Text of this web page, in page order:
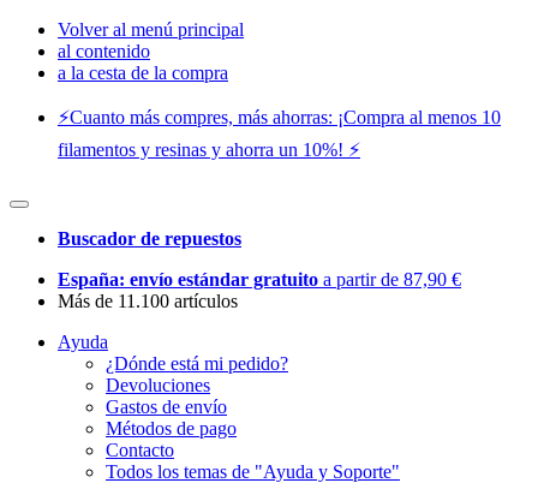
Volver al menú principal
al contenido
a la cesta de la compra
⚡️Cuanto más compres, más ahorras: ¡Compra al menos 10
filamentos y resinas y ahorra un 10%! ⚡️
Buscador de repuestos
España: envío estándar gratuito a partir de 87,90 €
Más de 11.100 artículos
Ayuda
¿Dónde está mi pedido?
Devoluciones
Gastos de envío
Métodos de pago
Contacto
Todos los temas de "Ayuda y Soporte"